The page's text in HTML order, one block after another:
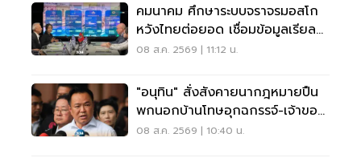
คมนาคม ศึกษาระบบจราจรมอสโก
หวังไทยต่อยอด เชื่อมข้อมูลเรียล
ไทม์ แก้รถติด
08 ส.ค. 2569 | 11:12 น.
"อนุทิน" สั่งสังคายนากฎหมายปืน
พกนอกบ้านโทษอุกฉกรรจ์-เจ้าของ
โดนหนัก
08 ส.ค. 2569 | 10:40 น.